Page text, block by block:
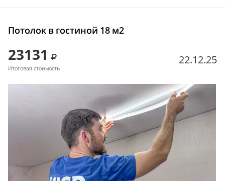
Потолок в гостиной 18 м2
23131
Итоговая стоимость
22.12.25